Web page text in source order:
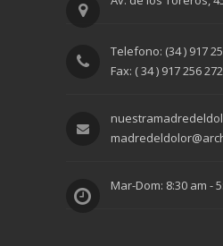
Telefono: (34 ) 917
Fax: ( 34 ) 917 256 272
Mar-Dom: 8:30 am -